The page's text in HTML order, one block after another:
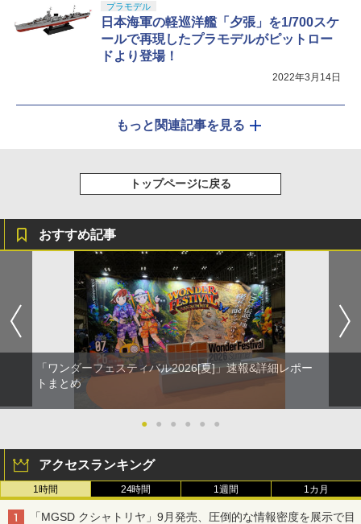
プラモデル
日本海軍の軽巡洋艦「夕張」を1/700スケ
ールで再現したプラモデルがピットロー
ドより登場！
2022年3月14日
もっと関連記事を見る
トップページに戻る
おすすめ記事
「ワンダーフェスティバル2026[夏]」速報&詳細レポー
トまとめ
● ● ● ● ● ●
アクセスランキング
1時間 24時間 1週間 1カ月
「MGSD クシャトリヤ」9月発売、圧倒的な情報密度を展示で目